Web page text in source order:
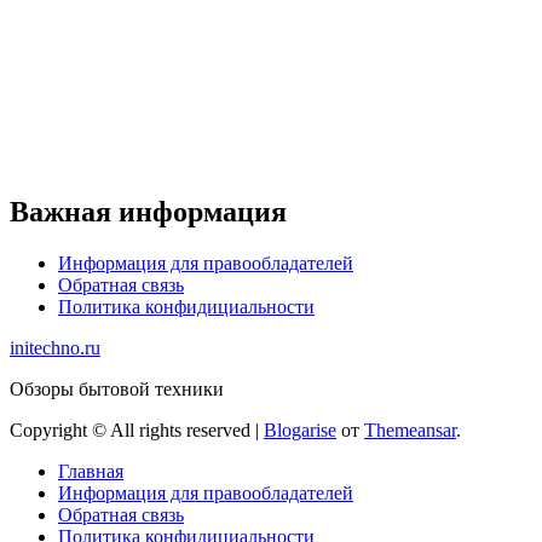
Важная информация
Информация для правообладателей
Обратная связь
Политика конфидициальности
initechno.ru
Обзоры бытовой техники
Copyright © All rights reserved | Blogarise от Themeansar.
Главная
Информация для правообладателей
Обратная связь
Политика конфидициальности